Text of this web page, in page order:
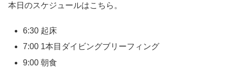
本日のスケジュールはこちら。
6:30 起床
7:00 1本目ダイビングブリーフィング
9:00 朝食